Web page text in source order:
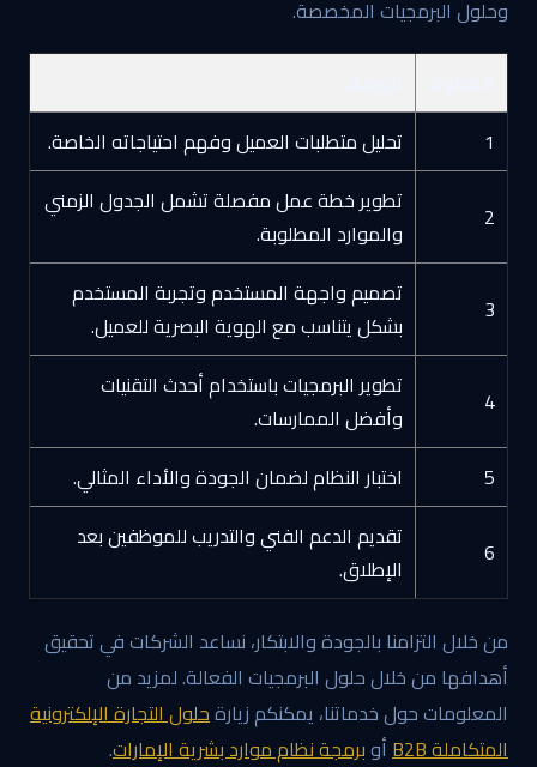
وحلول البرمجيات المخصصة.
1
تحليل متطلبات العميل وفهم احتياجاته الخاصة.
2
تطوير خطة عمل مفصلة تشمل الجدول الزمني
والموارد المطلوبة.
3
تصميم واجهة المستخدم وتجربة المستخدم
بشكل يتناسب مع الهوية البصرية للعميل.
4
تطوير البرمجيات باستخدام أحدث التقنيات
وأفضل الممارسات.
5
اختبار النظام لضمان الجودة والأداء المثالي.
6
تقديم الدعم الفني والتدريب للموظفين بعد
الإطلاق.
من خلال التزامنا بالجودة والابتكار، نساعد الشركات في تحقيق
أهدافها من خلال حلول البرمجيات الفعالة. لمزيد من
المعلومات حول خدماتنا، يمكنكم زيارةحلول التجارة الإلكترونية
المتكاملة B2B
أوبرمجة نظام موارد بشرية الإمارات.